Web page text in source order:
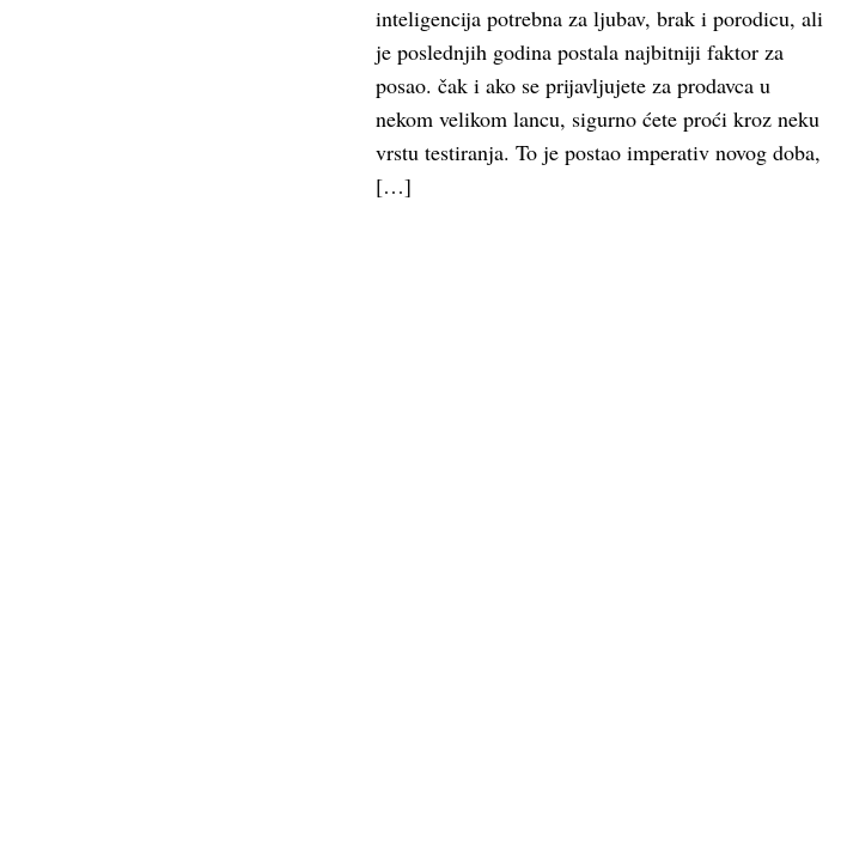
inteligencija potrebna za ljubav, brak i porodicu, ali
je poslednjih godina postala najbitniji faktor za
posao. čak i ako se prijavljujete za prodavca u
nekom velikom lancu, sigurno ćete proći kroz neku
vrstu testiranja. To je postao imperativ novog doba,
[…]